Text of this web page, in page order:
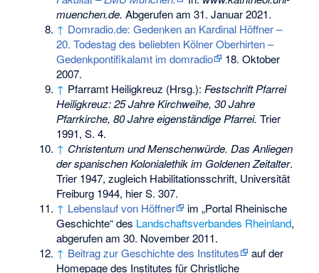
muenchen.de. Abgerufen am 31. Januar 2021.
↑ Domradio.de: Gedenken an Kardinal Höffner –
20. Todestag des beliebten Kölner Oberhirten –
Gedenkpontifikalamt im domradio
18. Oktober
2007.
↑ Pfarramt Heiligkreuz (Hrsg.):Festschrift Pfarrei
Heiligkreuz: 25 Jahre Kirchweihe, 30 Jahre
Pfarrkirche, 80 Jahre eigenständige Pfarrei. Trier
1991, S. 4.
↑ Christentum und Menschenwürde. Das Anliegen
der spanischen Kolonialethik im Goldenen Zeitalter.
Trier 1947, zugleich Habilitationsschrift, Universität
Freiburg 1944, hier S. 307.
↑ Lebenslauf von Höffner
im „Portal Rheinische
Geschichte“ des Landschaftsverbandes Rheinland,
abgerufen am 30. November 2011.
↑ Beitrag zur Geschichte des Institutes
auf der
Homepage des Institutes für Christliche